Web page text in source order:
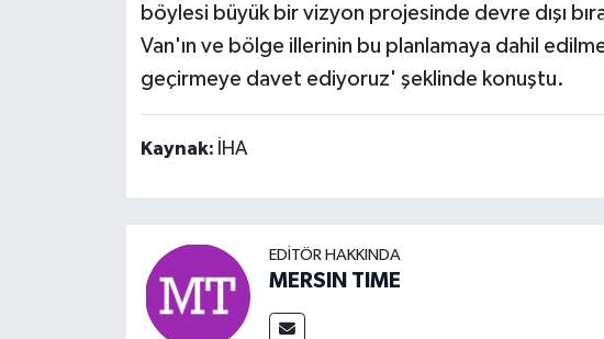
böylesi büyük bir vizyon projesinde devre dışı
Van'ın ve bölge illerinin bu planlamaya dahil
geçirmeye davet ediyoruz' şeklinde konuştu.
Kaynak: İHA
EDITÖR HAKKINDA
MERSIN TIME